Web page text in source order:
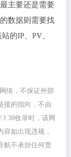
主要还是需要
数据则需要找
的IP、PV、
络，不保证外部
接的指向，不由
收录时，该网
如出现违规，
航不承担任何责